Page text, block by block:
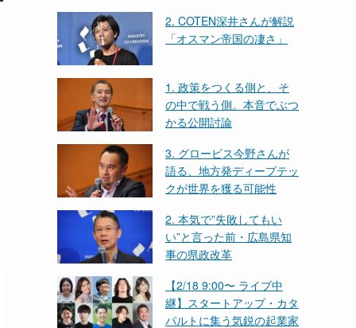
2. COTEN深井さんが解説
「オスマン帝国の凄さ」
1. 政策をつくる側と、そ
の中で戦う側。本音でぶつ
かる公開討論
3. グロービス今野さんが
語る、地方発ディープテッ
クが世界を獲る可能性
2. 本気で”失敗してもい
い”と言った前・広島県知
事の県政改革
【2/18 9:00〜 ライブ中
継】スタートアップ・カタ
パルトに集う気鋭の起業家